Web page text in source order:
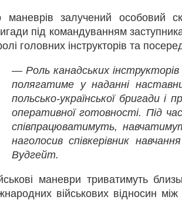
маневрів залучений особовий
під командуванням
головних інструкторів та
— Роль канадських
полягатиме у наданні
польсько-української бригади і
оперативної готовності. Під час
співпрацюватимуть,
наголосив співкерівник
Вудгейт.
маневри триватимуть
військових відносин